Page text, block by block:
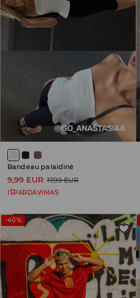
Bandeau palaidinė
9,99 EUR 17,99 EUR
IŠPARDAVIMAS
-40%